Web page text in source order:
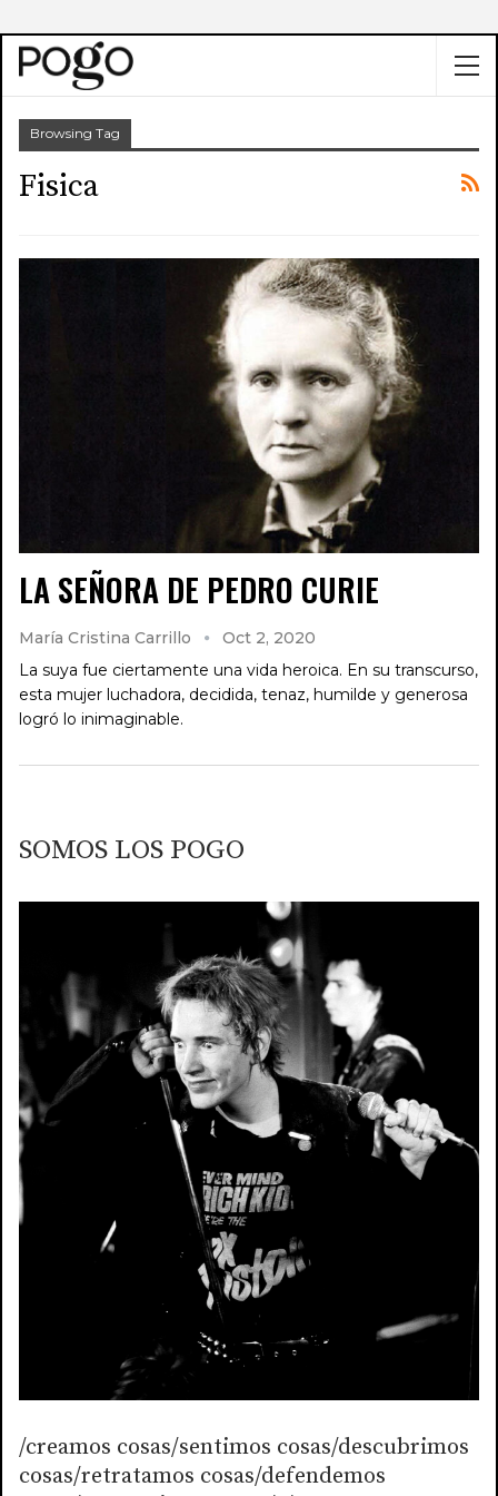
Browsing Tag
Fisica
LA SEÑORA DE PEDRO CURIE
María Cristina Carrillo
Oct 2, 2020
La suya fue ciertamente una vida heroica. En su transcurso,
esta mujer luchadora, decidida, tenaz, humilde y generosa
logró lo inimaginable.
SOMOS LOS POGO
/creamos cosas/sentimos cosas/descubrimos
cosas/retratamos cosas/defendemos